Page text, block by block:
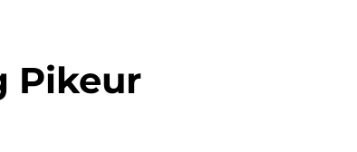
Pikeur